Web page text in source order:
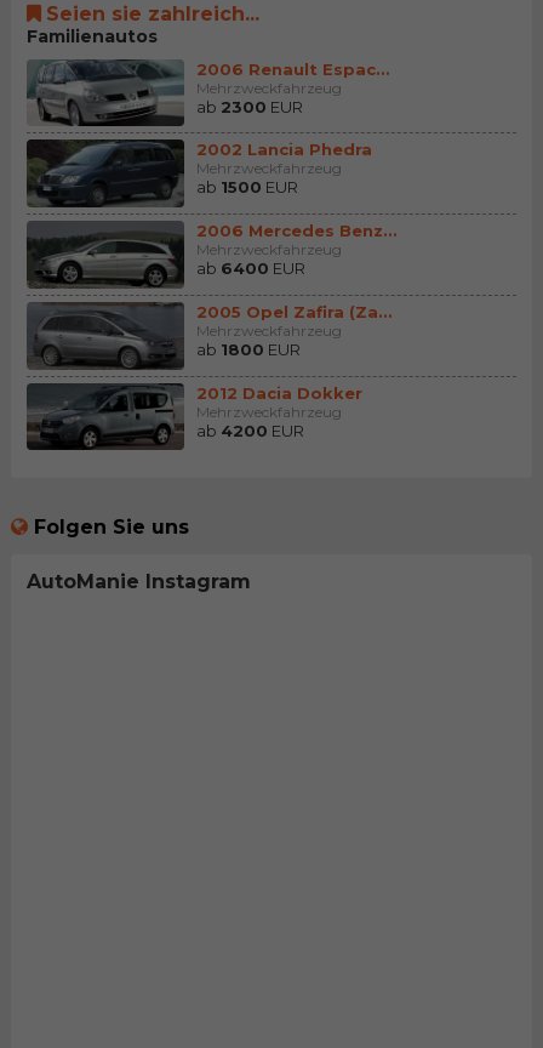
Seien sie zahlreich...
Familienautos
2006 Renault Espace (E...
Mehrzweckfahrzeug
ab 2300 EUR
2002 Lancia Phedra
Mehrzweckfahrzeug
ab 1500 EUR
2006 Mercedes Benz R (...
Mehrzweckfahrzeug
ab 6400 EUR
2005 Opel Zafira (Zafi...
Mehrzweckfahrzeug
ab 1800 EUR
2012 Dacia Dokker
Mehrzweckfahrzeug
ab 4200 EUR
Folgen Sie uns
AutoManie Instagram